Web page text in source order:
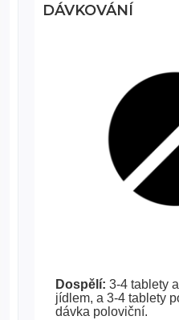
DÁVKOVÁNÍ
Dospělí: 3-4 tablety
jídlem, a 3-4 tablety
dávka poloviční.